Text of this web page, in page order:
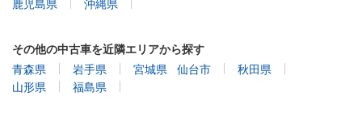
青森県
岩手県 宮城県 仙台市
山形県
福島県